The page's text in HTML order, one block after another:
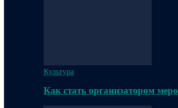
Культура
Как стать организатором